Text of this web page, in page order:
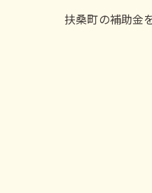
扶桑町の補助金